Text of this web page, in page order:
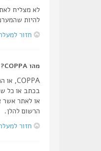
לא מצליח
להיות
חזור
מהו COPPA?
הרשום להלן.
חזור